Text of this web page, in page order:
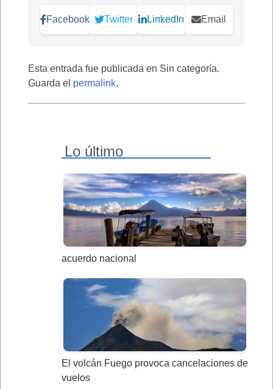
Facebook Twitter LinkedIn Email
Esta entrada fue publicada en Sin categoría.
Guarda el permalink.
Lo último
acuerdo nacional
El volcán Fuego provoca cancelaciones de
vuelos